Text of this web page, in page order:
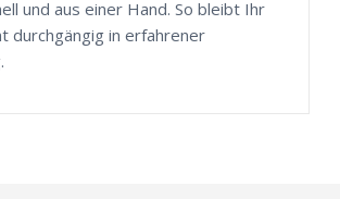
und aus einer Hand. So bleibt Ihr
durchgängig in erfahrener